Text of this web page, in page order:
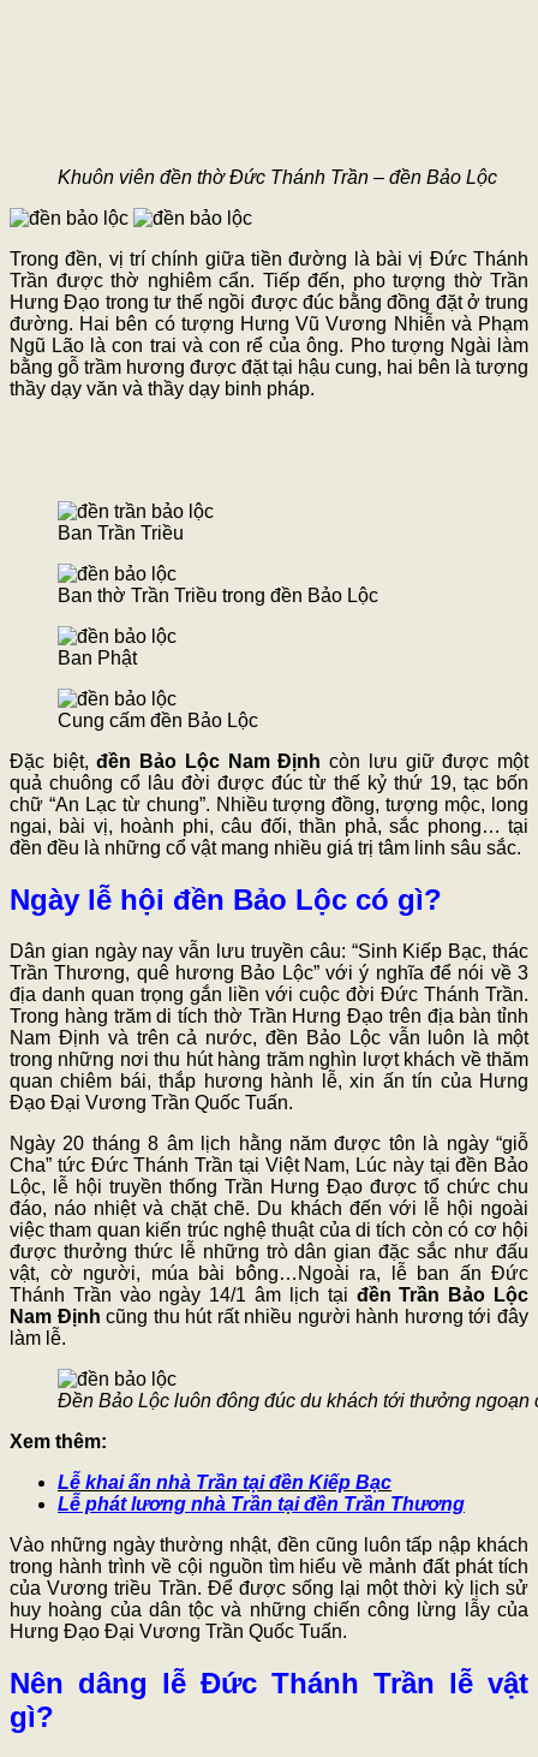
Khuôn viên đền thờ Đức Thánh Trần – đền Bảo Lộc
Trong đền, vị trí chính giữa tiền đường là bài vị Đức Thánh
Trần được thờ nghiêm cẩn. Tiếp đến, pho tượng thờ Trần
Hưng Đạo trong tư thế ngồi được đúc bằng đồng đặt ở trung
đường. Hai bên có tượng Hưng Vũ Vương Nhiễn và Phạm
Ngũ Lão là con trai và con rể của ông. Pho tượng Ngài làm
bằng gỗ trầm hương được đặt tại hậu cung, hai bên là tượng
thầy dạy văn và thầy dạy binh pháp.
Ban Trần Triều
Ban thờ Trần Triều trong đền Bảo Lộc
Ban Phật
Cung cấm đền Bảo Lộc
Đặc biệt,đền Bảo Lộc Nam Định còn lưu giữ được một
quả chuông cổ lâu đời được đúc từ thế kỷ thứ 19, tạc bốn
chữ “An Lạc từ chung”. Nhiều tượng đồng, tượng mộc, long
ngai, bài vị, hoành phi, câu đối, thần phả, sắc phong… tại
đền đều là những cổ vật mang nhiều giá trị tâm linh sâu sắc.
Ngày lễ hội đền Bảo Lộc có gì?
Dân gian ngày nay vẫn lưu truyền câu: “Sinh Kiếp Bạc, thác
Trần Thương, quê hương Bảo Lộc” với ý nghĩa để nói về 3
địa danh quan trọng gắn liền với cuộc đời Đức Thánh Trần.
Trong hàng trăm di tích thờ Trần Hưng Đạo trên địa bàn tỉnh
Nam Định và trên cả nước, đền Bảo Lộc vẫn luôn là một
trong những nơi thu hút hàng trăm nghìn lượt khách về thăm
quan chiêm bái, thắp hương hành lễ, xin ấn tín của Hưng
Đạo Đại Vương Trần Quốc Tuấn.
Ngày 20 tháng 8 âm lịch hằng năm được tôn là ngày “giỗ
Cha” tức Đức Thánh Trần tại Việt Nam, Lúc này tại đền Bảo
Lộc, lễ hội truyền thống Trần Hưng Đạo được tổ chức chu
đáo, náo nhiệt và chặt chẽ. Du khách đến với lễ hội ngoài
việc tham quan kiến trúc nghệ thuật của di tích còn có cơ hội
được thưởng thức lễ những trò dân gian đặc sắc như đấu
vật, cờ người, múa bài bông…Ngoài ra, lễ ban ấn Đức
Thánh Trần vào ngày 14/1 âm lịch tại đền Trần Bảo Lộc
Nam Định cũng thu hút rất nhiều người hành hương tới đây
làm lễ.
Đền Bảo Lộc luôn đông đúc du khách tới thưởng ngoạn
Xem thêm:
Lễ khai ấn nhà Trần tại đền Kiếp Bạc
Lễ phát lương nhà Trần tại đền Trần Thương
Vào những ngày thường nhật, đền cũng luôn tấp nập khách
trong hành trình về cội nguồn tìm hiểu về mảnh đất phát tích
của Vương triều Trần. Để được sống lại một thời kỳ lịch sử
huy hoàng của dân tộc và những chiến công lừng lẫy của
Hưng Đạo Đại Vương Trần Quốc Tuấn.
Nên dâng lễ Đức Thánh Trần lễ vật
gì?